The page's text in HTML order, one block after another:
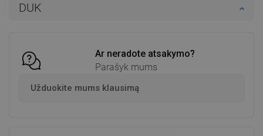
DUK
Ar neradote atsakymo?
Parašyk mums
Užduokite mums klausimą